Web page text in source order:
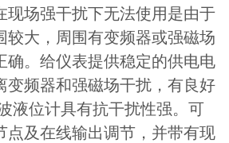
现场强干扰下无法使用是由于
较大，周围有变频器或强磁场
确。给仪表提供稳定的供电电
变频器和强磁场干扰，有良好
液位计具有抗干扰性强。可
点及在线输出调节，并带有现